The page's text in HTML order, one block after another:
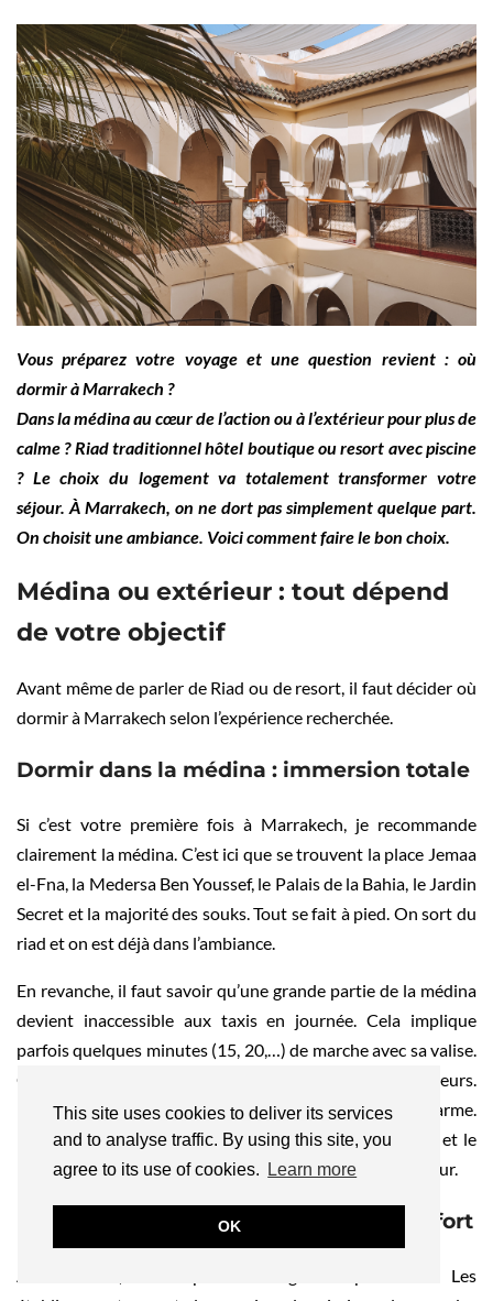
This site uses cookies to deliver its services
and to analyse traffic. By using this site, you
agree to its use of cookies.
Learn more
OK
Vous préparez votre voyage et une question revient : où
dormir à Marrakech ?
Dans la médina au cœur de l’action ou à l’extérieur pour plus de
calme ? Riad traditionnel hôtel boutique ou resort avec piscine
? Le choix du logement va totalement transformer votre
séjour. À Marrakech, on ne dort pas simplement quelque part.
On choisit une ambiance. Voici comment faire le bon choix.
Médina ou extérieur : tout dépend
de votre objectif
Avant même de parler de Riad ou de resort, il faut décider où
dormir à Marrakech selon l’expérience recherchée.
Dormir dans la médina : immersion totale
Si c’est votre première fois à Marrakech, je recommande
clairement la médina. C’est ici que se trouvent la place Jemaa
el-Fna, la Medersa Ben Youssef, le Palais de la Bahia, le Jardin
Secret et la majorité des souks. Tout se fait à pied. On sort du
riad et on est déjà dans l’ambiance.
En revanche, il faut savoir qu’une grande partie de la médina
devient inaccessible aux taxis en journée. Cela implique
parfois quelques minutes (15, 20,…) de marche avec sa valise.
Ce détail peut déranger certains voyageurs.
Personnellement, je trouve que cela fait partie du charme.
Dormir dans la médina, c’est accepter le bruit, l’énergie et le
mouvement. Mais c’est aussi vivre Marrakech de l’intérieur.
Dormir dans la Palmeraie : plus de confort
À l’extérieur, l’atmosphère change complètement. Les